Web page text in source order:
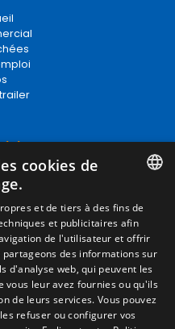
Cookies
de vente
S/N. Apdo 100
SPANISH
ENGLISH
FRENCH
ITALIAN
PORTUGUESE
cookies de
et de tiers à des fins de
et publicitaires afin
de l'utilisateur et offrir
des informations sur
d'analyse web, qui peuvent les
leur avez fournies ou qu'ils
de leurs services. Vous pouvez
refuser ou configurer vos